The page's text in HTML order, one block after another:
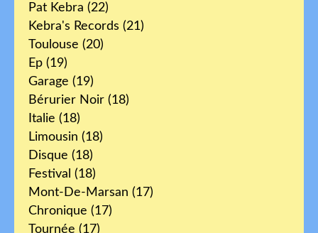
Pat Kebra (22)
Kebra's Records (21)
Toulouse (20)
Ep (19)
Garage (19)
Bérurier Noir (18)
Italie (18)
Limousin (18)
Disque (18)
Festival (18)
Mont-De-Marsan (17)
Chronique (17)
Tournée (17)